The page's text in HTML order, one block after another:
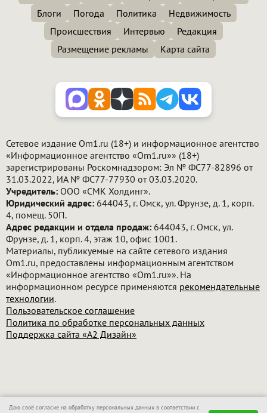
Даю своё согласие на обработку персональных данных в соответствии с
Блоги
Погода Политика
Недвижимость
Происшествия
Интервью
Редакция
Размещение рекламы
Карта сайта
Сетевое издание Om1.ru (18+) и информационное агентство
«Информационное агентство «Om1.ru»» (18+)
зарегистрированы Роскомнадзором: Эл № ФС77-82896 от
31.03.2022, ИА № ФС77-77930 от 03.03.2020.
Учредитель: ООО «СМК Холдинг».
Юридический адрес: 644043, г. Омск, ул. Фрунзе, д. 1, корп.
4, помещ. 50П.
Адрес редакции и отдела продаж: 644043, г. Омск, ул.
Фрунзе, д. 1, корп. 4, этаж 10, офис 1001.
Материалы, публикуемые на сайте сетевого издания
Om1.ru, предоставлены информационным агентством
«Информационное агентство «Om1.ru»». На
информационном ресурсе применяются рекомендательные
технологии.
Пользовательское соглашение
Политика по обработке персональных данных
Поддержка сайта «А2 Дизайн»